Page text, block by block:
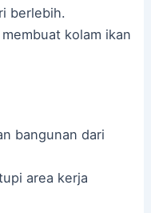
berlebih.
kolam ikan
bangunan dari
area kerja